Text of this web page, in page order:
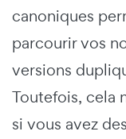
canoniques
parcourir vos
versions
Toutefois, cela
si vous avez